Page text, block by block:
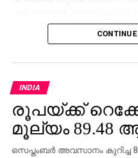
ജോലി സമ്മര്‍ദമാണ്
ആരോപിച്ചിട്ടും അത്
ജോലിസമ്മര്‍ദം
എസ്ഡിഎം പ്രമോദ്
ബന്ധപ്പെട്ട കൂടുതല്‍
അന്വേഷണം
INDIA
രൂപയ്ക്ക്
മൂല്യം 89.48
സെപ്തംബര്‍ അവസാനം കുറിച്ച